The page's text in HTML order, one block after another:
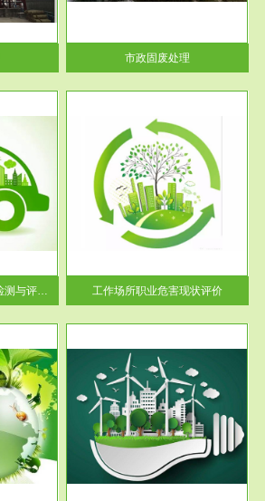
废物的处
市政固废处理
工作场所职业危害因素检测与评价...
状评价
体因素---
手段明确
工作场所职业危害现状评价
包括有机
废气主要